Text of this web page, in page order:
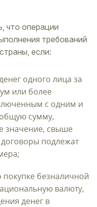
что операции
требований
если:
одного лица за
или более
с одним и
сумму,
свыше
подлежат
безналичной
валюту,
денег в